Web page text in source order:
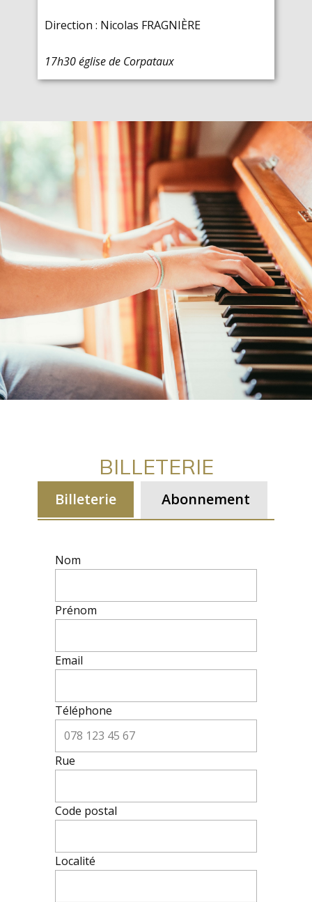
Direction : Nicolas FRAGNIÈRE
17h30 église de Corpataux
BILLETERIE
Billeterie Abonnement
Nom
Prénom
Email
Téléphone
Rue
Code postal
Localité